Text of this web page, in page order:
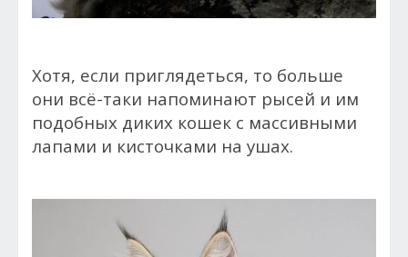
Хотя, если приглядеться, то больше
они всё-таки напоминают рысей и им
подобных диких кошек с массивными
лапами и кисточками на ушах.